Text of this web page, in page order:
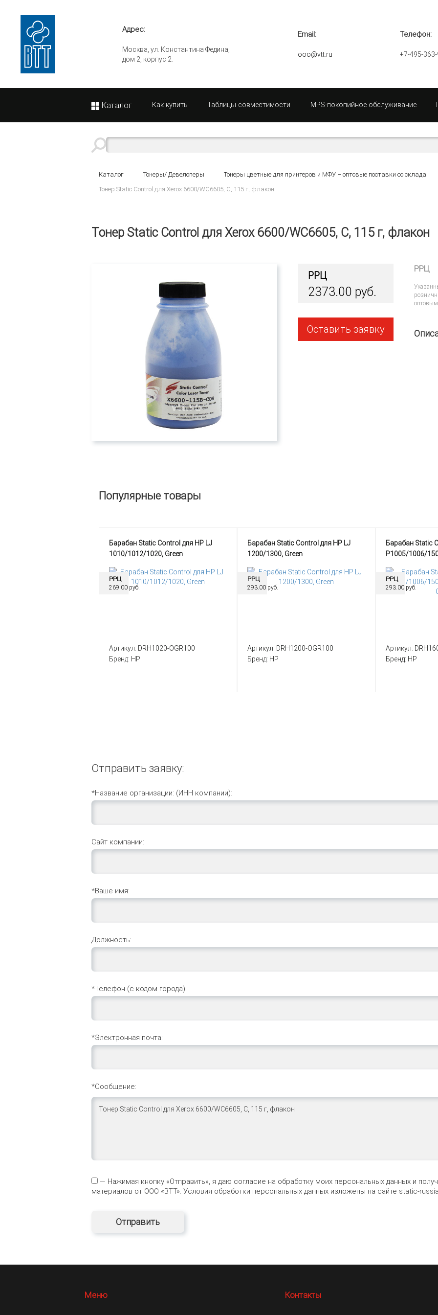
Адрес:
Москва, ул. Константина Федина,
дом 2, корпус 2.
Email:
ooo@vtt.ru
Телефон:
+7-495-
Каталог Как купить Таблицы совместимости MPS-покопийное обслуживание
Каталог Тонеры/ Девелоперы
Тонеры цветные для принтеров и МФУ – оптовые поставки со склада
Тонер Static Control для Xerox 6600/WC6605, C, 115 г, флакон
Тонер Static Control для Xerox 6600/WC6605, C, 115 г, флакон
РРЦ
2373.00 руб.
Оставить заявку
РРЦ
Популярные товары
РРЦ
269.00 руб.
Барабан Static Control для HP LJ
1010/1012/1020, Green
Артикул: DRH1020-OGR100
Бренд: HP
РРЦ
293.00 руб.
Барабан Static Control для HP LJ
1200/1300, Green
Артикул: DRH1200-OGR100
Бренд: HP
РРЦ
293.00 руб.
Барабан Static
P1005/1006/
Артикул:
Бренд: HP
Отправить заявку:
*Название организации: (ИНН компании):
Сайт компании:
*Ваше имя:
Должность:
*Телефон (с кодом города):
*Электронная почта:
*Сообщение:
— Нажимая кнопку «Отправить», я даю согласие на обработку моих персональных данных и
материалов от ООО «ВТТ». Условия обработки персональных данных изложены на сайте static-
Меню Контакты